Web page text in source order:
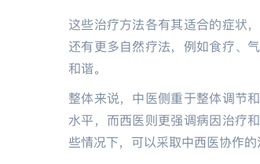
这些治疗方法各有其适合的症状
还有更多自然疗法，例如食疗、
和谐。
整体来说，中医侧重于整体调节
水平，而西医则更强调病因治疗
些情况下，可以采取中西医协作